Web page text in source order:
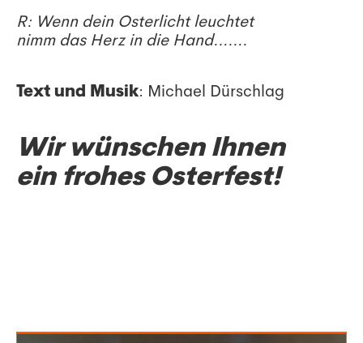
R: Wenn dein Osterlicht leuchtet
nimm das Herz in die Hand…….
Text und Musik: Michael Dürschlag
Wir wünschen Ihnen
ein frohes Osterfest!